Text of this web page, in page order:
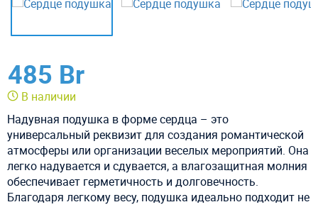
485 Br
В наличии
Надувная подушка в форме сердца – это
универсальный реквизит для создания романтической
атмосферы или организации веселых мероприятий. Она
легко надувается и сдувается, а влагозащитная молния
обеспечивает герметичность и долговечность.
Благодаря легкому весу, подушка идеально подходит не